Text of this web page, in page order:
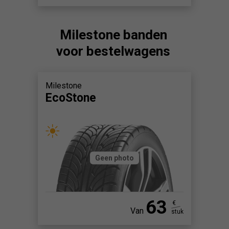
Milestone banden
voor bestelwagens
Milestone
EcoStone
Geen photo
Van 63
€
stuk